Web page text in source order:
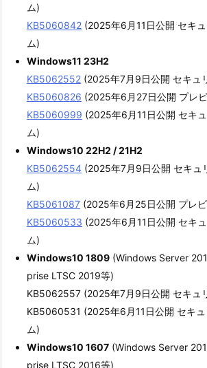
ム)
KB5060842 (2025年6月11日公開 セキ
ム)
Windows11 23H2
KB5062552 (2025年7月9日公開 セキュ
KB5060826 (2025年6月27日公開 プレ
KB5060999 (2025年6月11日公開 セキ
ム)
Windows10 22H2 / 21H2
KB5062554 (2025年7月9日公開 セキュ
ム)
KB5061087 (2025年6月25日公開 プレ
KB5060533 (2025年6月11日公開 セキ
ム)
Windows10 1809 (Windows Server
prise LTSC 2019等)
KB5062557 (2025年7月9日公開 セキュ
KB5060531 (2025年6月11日公開 セキュ
ム)
Windows10 1607 (Windows Server
prise LTSC 2016等)